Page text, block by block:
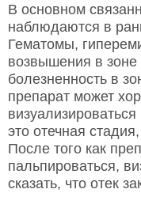
В основном
наблюдаются в
Гематомы,
возвышения в зоне
болезненность в
препарат может
это отечная
После того как
пальпироваться,
сказать, что отек